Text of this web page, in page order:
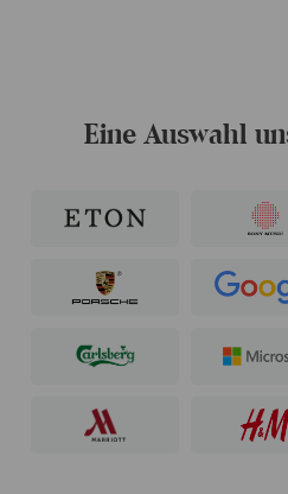
Eine Auswahl